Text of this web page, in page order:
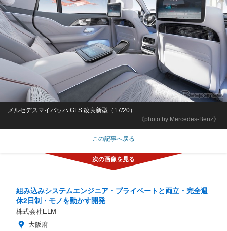
《photo by Mercedes-Benz》
メルセデスマイバッハ GLS 改良新型（17/20）
この記事へ戻る
組み込みシステムエンジニア・プライベートと両立・完全週
休2日制・モノを動かす開発
株式会社ELM
大阪府